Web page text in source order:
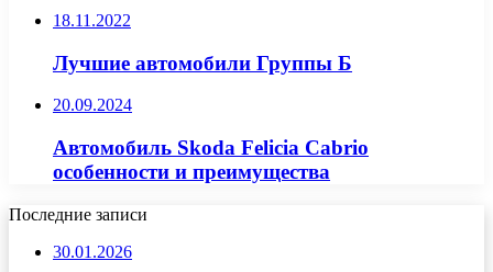
18.11.2022
Лучшие автомобили Группы Б
20.09.2024
Автомобиль Skoda Felicia Cabrio
особенности и преимущества
Последние записи
30.01.2026